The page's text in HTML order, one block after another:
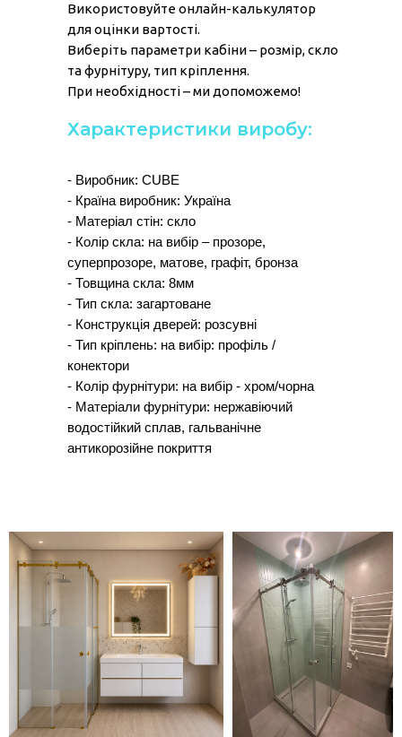
Характеристики виробу:
- Виробник: CUBE
- Країна виробник: Україна
- Матеріал стін: скло
- Колір скла: на вибір – прозоре,
суперпрозоре, матове, графіт, бронза
- Товщина скла: 8мм
- Тип скла: загартоване
- Конструкція дверей: розсувні
- Тип кріплень: на вибір: профіль /
конектори
- Колір фурнітури: на вибір - хром/чорна
- Матеріали фурнітури: нержавіючий
водостійкий сплав, гальванічне
антикорозійне покриття
Використовуйте онлайн-калькулятор
для оцінки вартості.
Виберіть параметри кабіни – розмір, скло
та фурнітуру, тип кріплення.
При необхідності – ми допоможемо!